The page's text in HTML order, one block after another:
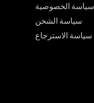
سياسة الخصوصية
سياسة الشحن
سياسة الاسترجاع